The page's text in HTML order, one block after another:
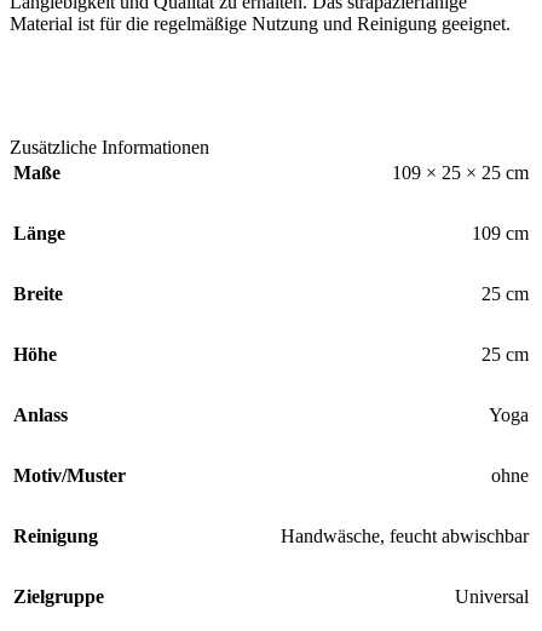
Material ist für die regelmäßige Nutzung und Reinigung geeignet.
Zusätzliche Informationen
Maße
109 × 25 × 25 cm
Länge 109 cm
Breite 25 cm
Höhe 25 cm
Anlass Yoga
Motiv/Muster ohne
Reinigung Handwäsche, feucht abwischbar
Zielgruppe Universal